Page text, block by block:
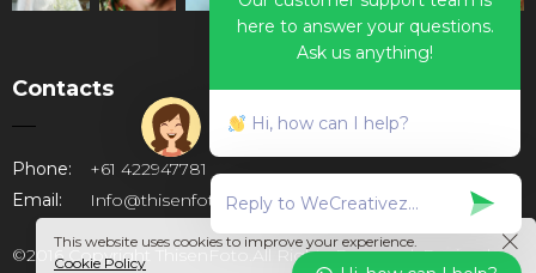
Contacts
Phone:
+61 422947781
Email:
Info@thisenfoto.com.au
©2016 Copyright ThisenFoto.All Rights Reserved. Design by
This website uses cookies to improve your experience.
Cookie Policy
here to answer your questions.
Ask us anything!
Hi, how can I help?